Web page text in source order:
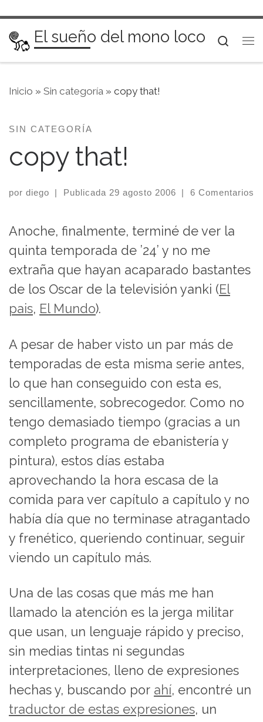
Saltar al contenido
El sueño del mono loco
Inicio » Sin categoría » copy that!
SIN CATEGORÍA
copy that!
por diego | Publicada 29 agosto 2006 | 6 Comentarios
Anoche, finalmente, terminé de ver la
quinta temporada de ’24’ y no me
extraña que hayan acaparado bastantes
de los Oscar de la televisión yanki (El
pais, El Mundo).
A pesar de haber visto un par más de
temporadas de esta misma serie antes,
lo que han conseguido con esta es,
sencillamente, sobrecogedor. Como no
tengo demasiado tiempo (gracias a un
completo programa de ebanistería y
pintura), estos días estaba
aprovechando la hora escasa de la
comida para ver capítulo a capítulo y no
había día que no terminase atragantado
y frenético, queriendo continuar, seguir
viendo un capítulo más.
Una de las cosas que más me han
llamado la atención es la jerga militar
que usan, un lenguaje rápido y preciso,
sin medias tintas ni segundas
interpretaciones, lleno de expresiones
hechas y, buscando por ahí, encontré un
traductor de estas expresiones, un